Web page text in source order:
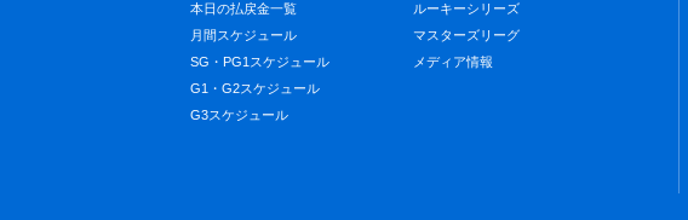
本日の払戻金一覧
月間スケジュール
SG・PG1スケジュール
G1・G2スケジュール
G3スケジュール
ルーキーシリーズ
マスターズリーグ
メディア情報